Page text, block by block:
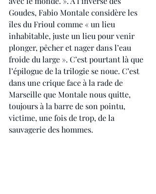
Goudes, Fabio Montale considère les
îles du Frioul comme « un lieu
inhabitable, juste un lieu pour venir
plonger, pêcher et nager dans l’eau
froide du large ». C’est pourtant là que
l’épilogue de la trilogie se noue. C’est
dans une crique face à la rade de
Marseille que Montale nous quitte,
toujours à la barre de son pointu,
victime, une fois de trop, de la
sauvagerie des hommes.